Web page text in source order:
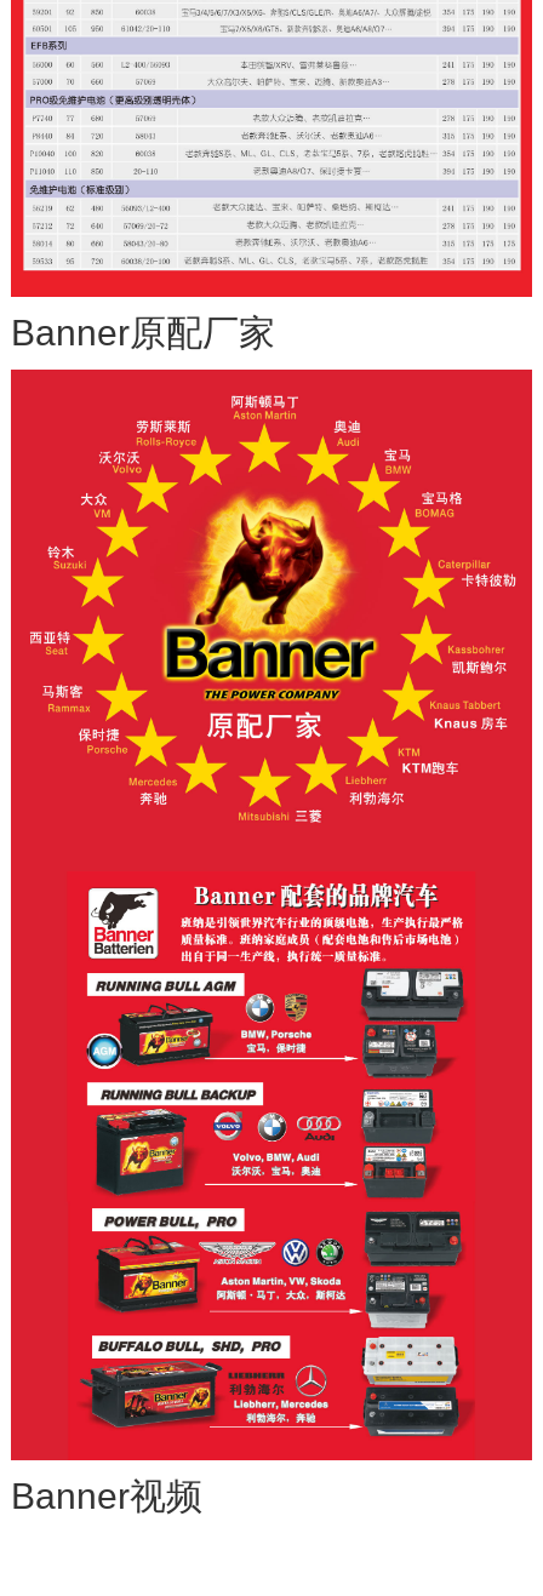
Certificate Ex Conformity
Konformität D
Certificate EX Prototype
Baumuster D
2015最佳家族企业 奥地利重点企业
奥地利重点企业证书 ISO 9001 D德文
ISO 9001 英文 ISO 14001德文
ISO 14001英文 ISOTS 16949德文
Banner原配厂家
Banner视频